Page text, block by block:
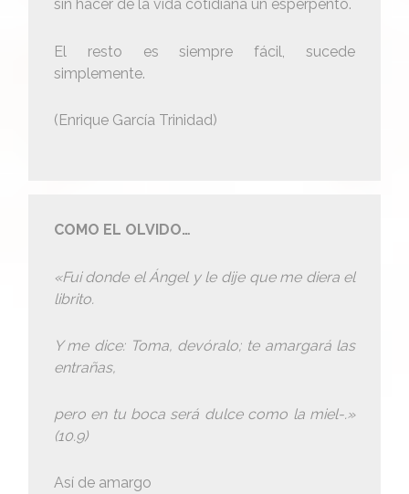
sin hacer de la vida cotidiana un esperpento.
El resto es siempre fácil, sucede
simplemente.
(Enrique García Trinidad)
COMO EL OLVIDO…
«Fui donde el Ángel y le dije que me diera el
librito.
Y me dice: Toma, devóralo; te amargará las
entrañas,
pero en tu boca será dulce como la miel-.»
(10.9)
Así de amargo